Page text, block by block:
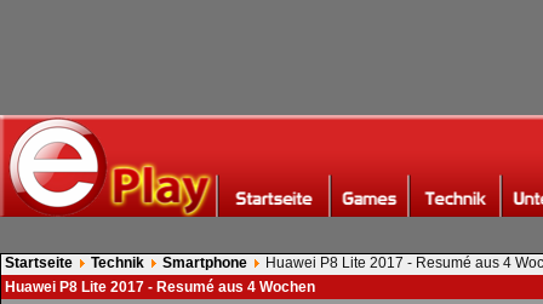
Startseite Technik Smartphone
Huawei P8 Lite 2017 - Resumé aus 4
Huawei P8 Lite 2017 - Resumé aus 4 Wochen